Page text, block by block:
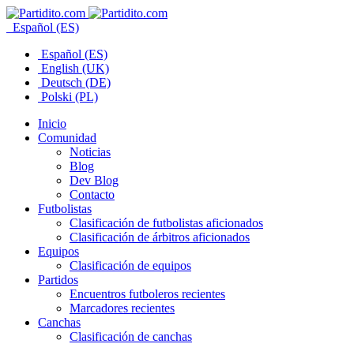
Español (ES)
Español (ES)
English (UK)
Deutsch (DE)
Polski (PL)
Inicio
Comunidad
Noticias
Blog
Dev Blog
Contacto
Futbolistas
Clasificación de futbolistas aficionados
Clasificación de árbitros aficionados
Equipos
Clasificación de equipos
Partidos
Encuentros futboleros recientes
Marcadores recientes
Canchas
Clasificación de canchas